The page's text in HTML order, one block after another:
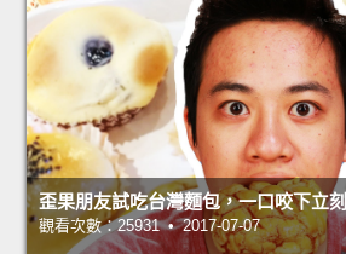
歪果朋友試吃台灣麵包，一口咬下立
觀看次數：25931 • 2017-07-07